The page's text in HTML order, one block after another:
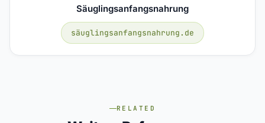
Säuglingsanfangsnahrung
säuglingsanfangsnahrung.de
RELATED